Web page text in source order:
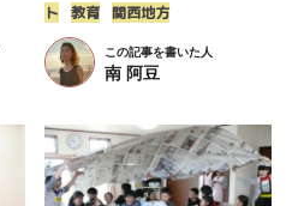
ト
教育 関西地方
この記事を書いた人
南 阿豆